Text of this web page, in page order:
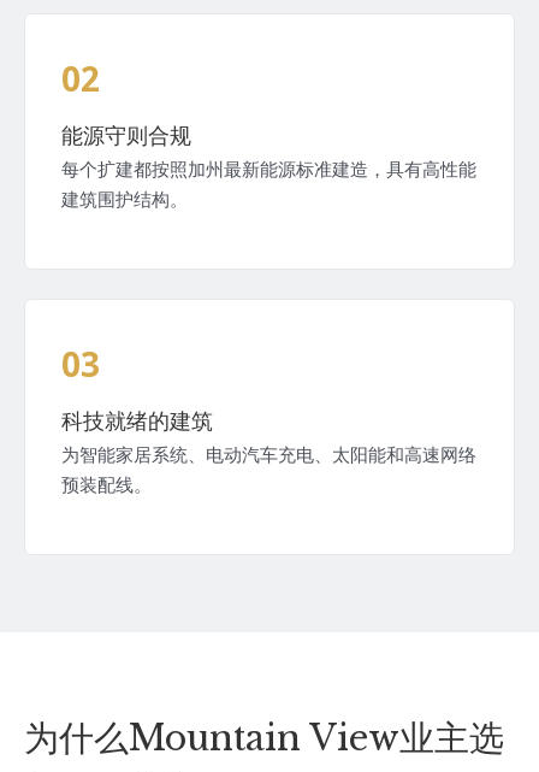
02
能源守则合规
每个扩建都按照加州最新能源标准建造，具有高性能
建筑围护结构。
03
科技就绪的建筑
为智能家居系统、电动汽车充电、太阳能和高速网络
预装配线。
为什么Mountain View业主选